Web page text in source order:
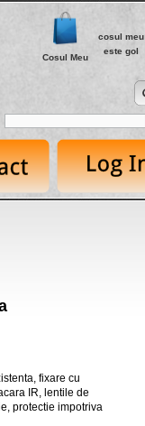
Cosul Meu
cosul meu
este gol
fixare cu
IR, lentile de
protectie impotriva